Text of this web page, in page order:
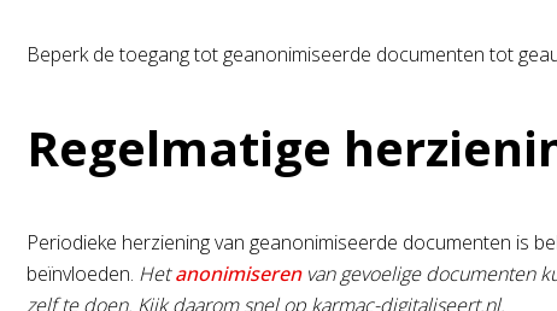
Beperk de toegang tot geanonimiseerde documenten tot
Regelmatige
Periodieke herziening van geanonimiseerde documenten is
beïnvloeden. Hetanonimiserenvan gevoelige documenten
zelf te doen. Kijk daarom snel op karmac-digitaliseert.nl.